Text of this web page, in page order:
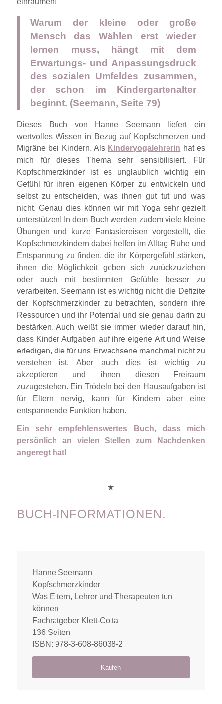
Warum der kleine oder große
Mensch das Wählen erst wieder
lernen muss, hängt mit dem
Erwartungs- und Anpassungsdruck
des sozialen Umfeldes zusammen,
der schon im Kindergartenalter
beginnt. (Seemann, Seite 79)
Dieses Buch von Hanne Seemann liefert ein
wertvolles Wissen in Bezug auf Kopfschmerzen und
Migräne bei Kindern. Als Kinderyogalehrerin hat es
mich für dieses Thema sehr sensibilisiert. Für
Kopfschmerzkinder ist es unglaublich wichtig ein
Gefühl für ihren eigenen Körper zu entwickeln und
selbst zu entscheiden, was ihnen gut tut und was
nicht. Genau dies können wir mit Yoga sehr gezielt
unterstützen! In dem Buch werden zudem viele kleine
Übungen und kurze Fantasiereisen vorgestellt, die
Kopfschmerzkindern dabei helfen im Alltag Ruhe und
Entspannung zu finden, die ihr Körpergefühl stärken,
ihnen die Möglichkeit geben sich zurückzuziehen
oder auch mit bestimmten Gefühle besser zu
verarbeiten. Seemann ist es wichtig nicht die Defizite
der Kopfschmerzkinder zu betrachten, sondern ihre
Ressourcen und ihr Potential und sie genau darin zu
bestärken. Auch weißt sie immer wieder darauf hin,
dass Kinder Aufgaben auf ihre eigene Art und Weise
erledigen, die für uns Erwachsene manchmal nicht zu
verstehen ist. Aber auch dies ist wichtig zu
akzeptieren und ihnen diesen Freiraum
zuzugestehen. Ein Trödeln bei den Hausaufgaben ist
für Eltern nervig, kann für Kindern aber eine
entspannende Funktion haben.
Ein sehrempfehlenswertes Buch, dass mich
persönlich an vielen Stellen zum Nachdenken
angeregt hat!
BUCH-INFORMATIONEN.
Hanne Seemann
Kopfschmerzkinder
Was Eltern, Lehrer und Therapeuten tun
können
Fachratgeber Klett-Cotta
136 Seiten
ISBN: 978-3-608-86038-2
Kaufen